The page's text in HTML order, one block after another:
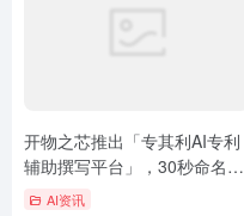
开物之芯推出「专其利AI专利
辅助撰写平台」，30秒命名、
10分钟生成五书！
AI资讯